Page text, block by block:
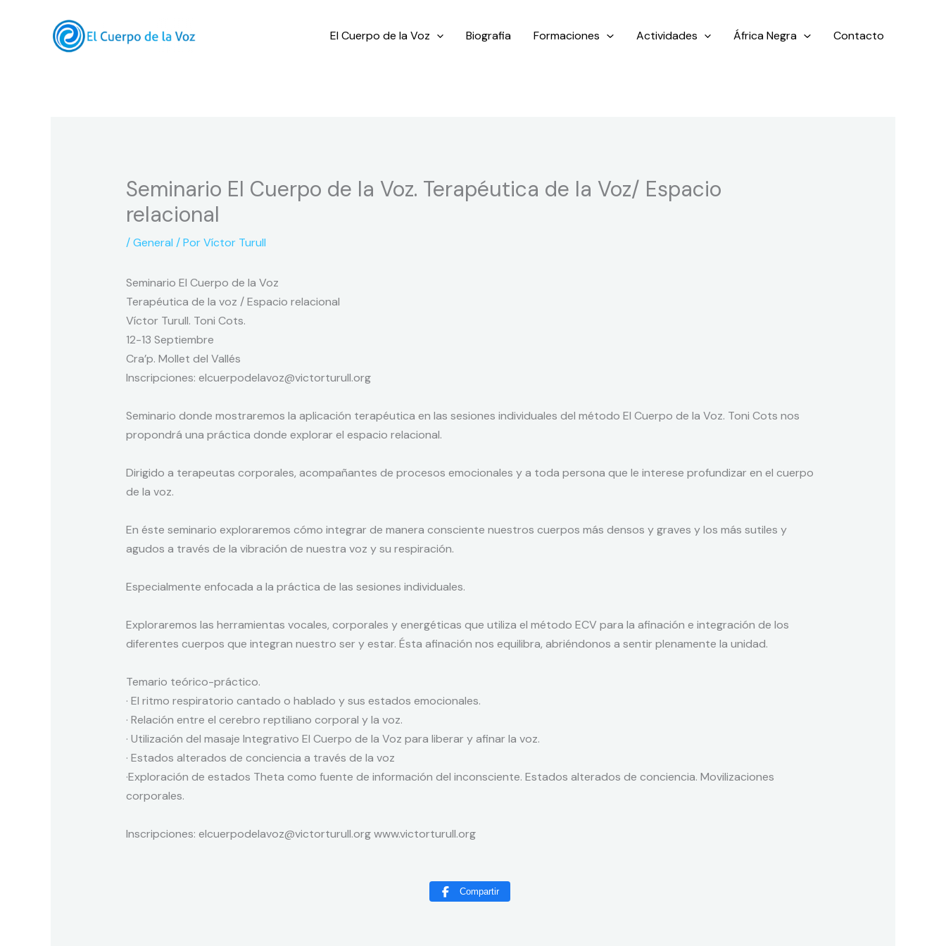
El Cuerpo de la Voz Biografia Formaciones Actividades África Negra Contacto
Seminario El Cuerpo de la Voz. Terapéutica de la Voz/ Espacio
relacional
/General / PorVíctor Turull
Seminario El Cuerpo de la Voz
Terapéutica de la voz / Espacio relacional
Víctor Turull. Toni Cots.
12-13 Septiembre
Cra’p. Mollet del Vallés
Inscripciones: elcuerpodelavoz@victorturull.org
Seminario donde mostraremos la aplicación terapéutica en las sesiones individuales del método El Cuerpo de la Voz. Toni Cots nos
propondrá una práctica donde explorar el espacio relacional.
Dirigido a terapeutas corporales, acompañantes de procesos emocionales y a toda persona que le interese profundizar en el cuerpo
de la voz.
En éste seminario exploraremos cómo integrar de manera consciente nuestros cuerpos más densos y graves y los más sutiles y
agudos a través de la vibración de nuestra voz y su respiración.
Especialmente enfocada a la práctica de las sesiones individuales.
Exploraremos las herramientas vocales, corporales y energéticas que utiliza el método ECV para la afinación e integración de los
diferentes cuerpos que integran nuestro ser y estar. Ésta afinación nos equilibra, abriéndonos a sentir plenamente la unidad.
Temario teórico-práctico.
· El ritmo respiratorio cantado o hablado y sus estados emocionales.
· Relación entre el cerebro reptiliano corporal y la voz.
· Utilización del masaje Integrativo El Cuerpo de la Voz para liberar y afinar la voz.
· Estados alterados de conciencia a través de la voz
·Exploración de estados Theta como fuente de información del inconsciente. Estados alterados de conciencia. Movilizaciones
corporales.
Inscripciones: elcuerpodelavoz@victorturull.org www.victorturull.org
Compartir